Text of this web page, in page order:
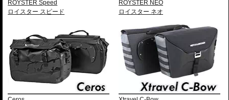
ROYSTER Speed
ロイスター スピード
ROYSTER NEO
ロイスター ネオ